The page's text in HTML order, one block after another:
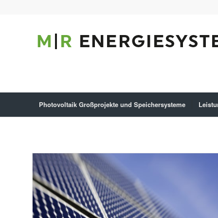
Photovoltaik Großprojekte und Speichersysteme